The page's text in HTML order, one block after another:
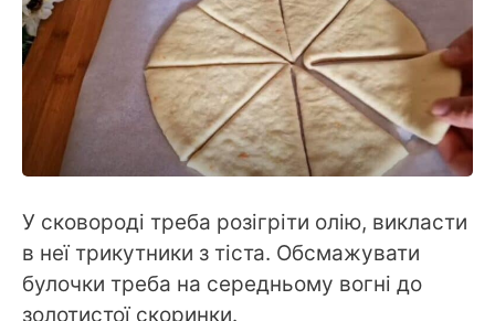
У сковороді треба розігріти олію, викласти
в неї трикутники з тіста. Обсмажувати
булочки треба на середньому вогні до
золотистої скоринки.